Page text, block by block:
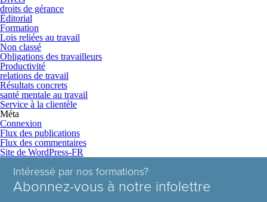
droits de gérance
Éditorial
Formation
Lois reliées au travail
Non classé
Obligations des travailleurs
Productivité
relations de travail
Résultats concrets
santé mentale au travail
Service à la clientèle
Méta
Connexion
Flux des publications
Flux des commentaires
Site de WordPress-FR
Intéressé par nos formations?
Abonnez-vous à notre infolettre